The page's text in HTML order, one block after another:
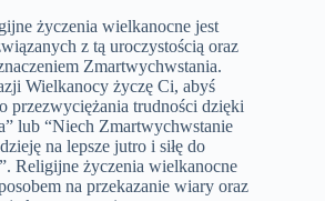
życzenia wielkanocne jest
z tą uroczystością oraz
Zmartwychwstania.
Wielkanocy życzę Ci, abyś
przezwyciężania trudności dzięki
lub “Niech Zmartwychwstanie
na lepsze jutro i siłę do
Religijne życzenia wielkanocne
na przekazanie wiary oraz